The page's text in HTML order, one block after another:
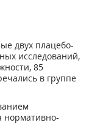
двух плацебо-
исследований,
85
в группе
нормативно-